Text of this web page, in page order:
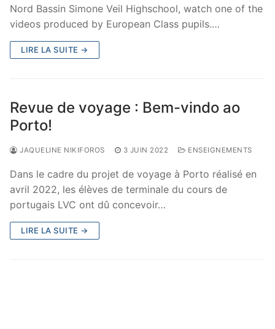
Nord Bassin Simone Veil Highschool, watch one of the
videos produced by European Class pupils.…
LIRE LA SUITE →
Revue de voyage : Bem-vindo ao
Porto!
JAQUELINE NIKIFOROS 3 JUIN 2022 ENSEIGNEMENTS
Dans le cadre du projet de voyage à Porto réalisé en
avril 2022, les élèves de terminale du cours de
portugais LVC ont dû concevoir…
LIRE LA SUITE →